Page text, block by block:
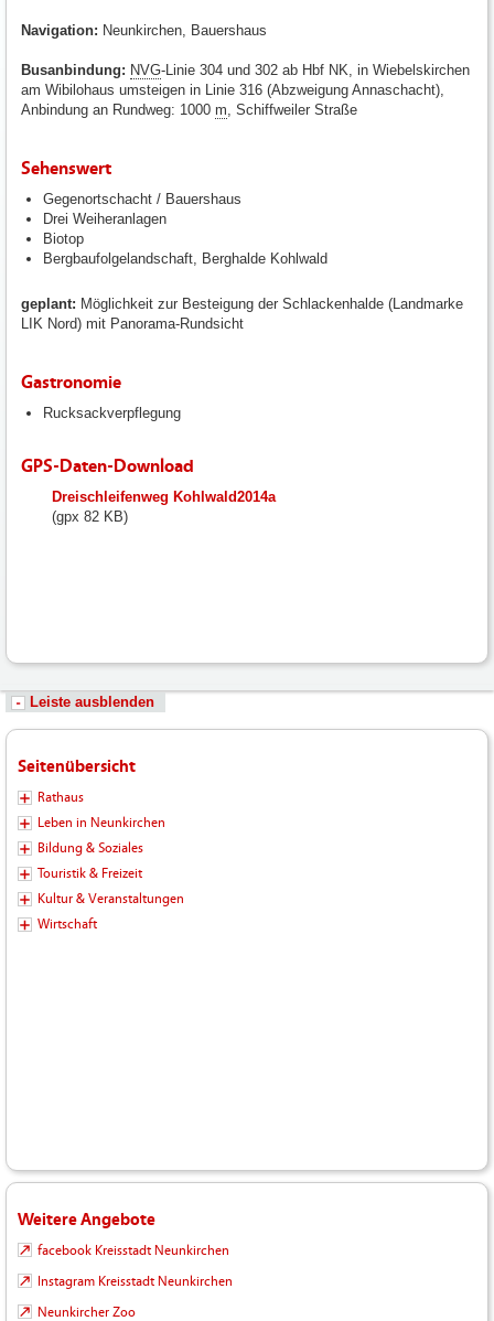
Navigation: Neunkirchen, Bauershaus
Busanbindung: NVG-Linie 304 und 302 ab Hbf NK, in Wiebelskirchen
am Wibilohaus umsteigen in Linie 316 (Abzweigung Annaschacht),
Anbindung an Rundweg: 1000 m , Schiffweiler Straße
Sehenswert
Gegenortschacht / Bauershaus
Drei Weiheranlagen
Biotop
Bergbaufolgelandschaft, Berghalde Kohlwald
geplant: Möglichkeit zur Besteigung der Schlackenhalde (Landmarke
LIK Nord) mit Panorama-Rundsicht
Gastronomie
Rucksackverpflegung
GPS-Daten-Download
fileadmin/user_upload/neunkirchen/10_Dateien-
Hochladen/102_Dateien-
Dreischleifenweg Kohlwald2014a
(gpx 82 KB)
Leiste ausblenden
Seitenübersicht
Rathaus
Leben in Neunkirchen
Bildung & Soziales
Touristik & Freizeit
Kultur & Veranstaltungen
Wirtschaft
Weitere Angebote
facebook Kreisstadt Neunkirchen
Instagram Kreisstadt Neunkirchen
Neunkircher Zoo